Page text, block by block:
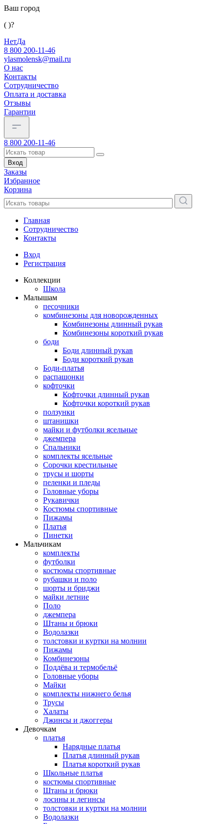
Ваш город
( )?
НетДа
8 800 200-11-46
ylasmolensk@mail.ru
О нас
Контакты
Сотрудничество
Оплата и доставка
Отзывы
Гарантии
8 800 200-11-46
Вход
Заказы
Избранное
Корзина
Главная
Сотрудничество
Контакты
Вход
Регистрация
Коллекции
Школа
Малышам
песочники
комбинезоны для новорожденных
Комбинезоны длинный рукав
Комбинезоны короткий рукав
боди
Боди длинный рукав
Боди короткий рукав
Боди-платья
распашонки
кофточки
Кофточки длинный рукав
Кофточки короткий рукав
ползунки
штанишки
майки и футболки ясельные
джемпера
Спальники
комплекты ясельные
Сорочки крестильные
трусы и шорты
пеленки и пледы
Головные уборы
Рукавички
Костюмы спортивные
Пижамы
Платья
Пинетки
Мальчикам
комплекты
футболки
костюмы спортивные
рубашки и поло
шорты и бриджи
майки летние
Поло
джемпера
Штаны и брюки
Водолазки
толстовки и куртки на молнии
Пижамы
Комбинезоны
Поддёва и термобельё
Головные уборы
Майки
комплекты нижнего белья
Трусы
Халаты
Джинсы и джоггеры
Девочкам
платья
Нарядные платья
Платья длинный рукав
Платья короткий рукав
Школьные платья
костюмы спортивные
Штаны и брюки
лосины и легинсы
толстовки и куртки на молнии
Водолазки